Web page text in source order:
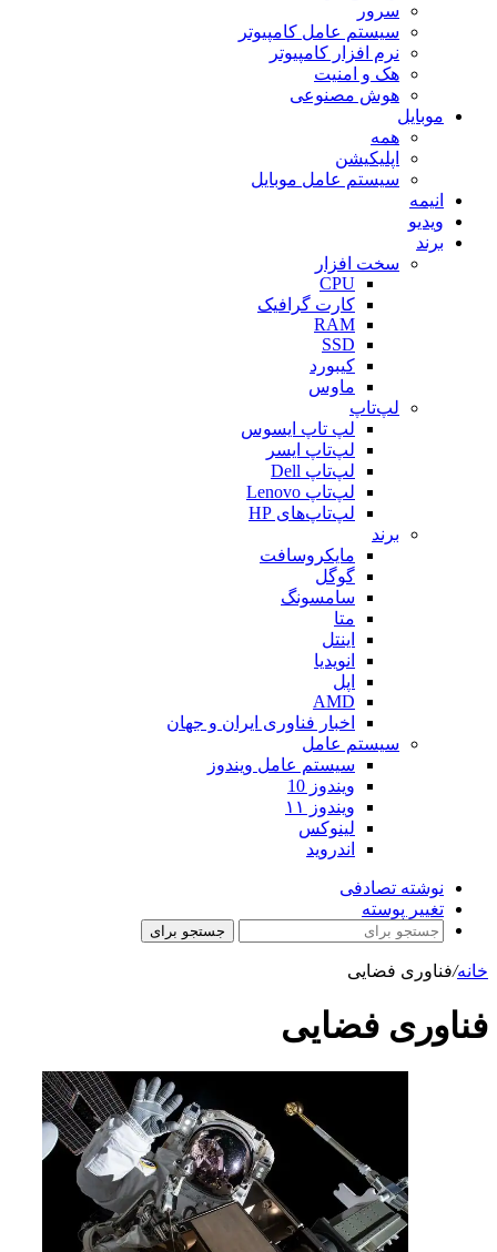
سرور
سیستم عامل کامپیوتر
نرم افزار کامپیوتر
هک و امنیت
هوش مصنوعی
موبایل
همه
اپلیکیشن
سیستم عامل موبایل
انیمه
ویدیو
برند
سخت افزار
CPU
کارت گرافیک
RAM
SSD
کیبورد
ماوس
لپ‌تاپ
لپ تاپ ایسوس
لپ‌تاپ ایسر
لپ‌تاپ Dell
لپ‌تاپ Lenovo
لپ‌تاپ‌های HP
برند
مایکروسافت
گوگل
سامسونگ
متا
اینتل
انویدیا
اپل
AMD
اخبار فناوری ایران و جهان
سیستم عامل
سیستم عامل ویندوز
ویندوز 10
ویندوز ۱۱
لینوکس
اندروید
نوشته تصادفی
تغییر پوسته
جستجو برای
خانه/فناوری فضایی
فناوری فضایی